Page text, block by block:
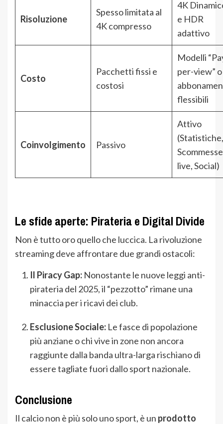
Risoluzione
Spesso limitata al
4K compresso
4K
e HDR
adattivo
Costo
Pacchetti fissi e
costosi
Modelli
per-view” o
flessibili
Coinvolgimento Passivo
Attivo
(Statistiche,
Scommesse
live, Social)
Le sfide aperte: Pirateria e Digital Divide
Non è tutto oro quello che luccica. La rivoluzione
streaming deve affrontare due grandi ostacoli:
Il Piracy Gap: Nonostante le nuove leggi anti-
pirateria del 2025, il “pezzotto” rimane una
minaccia per i ricavi dei club.
Esclusione Sociale: Le fasce di popolazione
più anziane o chi vive in zone non ancora
raggiunte dalla banda ultra-larga rischiano di
essere tagliate fuori dallo sport nazionale.
Conclusione
Il calcio non è più solo uno sport, è un prodotto